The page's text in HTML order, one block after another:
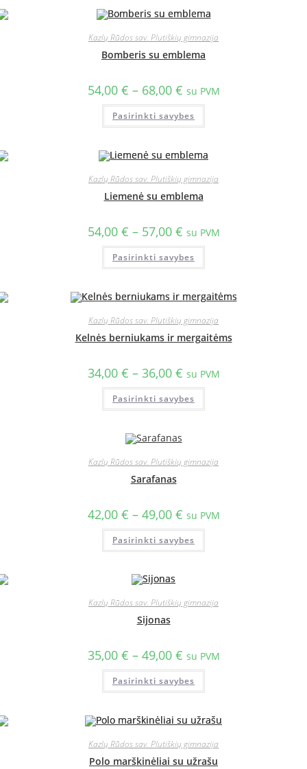
Kazlų Rūdos sav. Plutiškių gimnazija
Bomberis su emblema
54,00 € – 68,00 € su PVM
Pasirinkti savybes
Kazlų Rūdos sav. Plutiškių gimnazija
Liemenė su emblema
54,00 € – 57,00 € su PVM
Pasirinkti savybes
Kazlų Rūdos sav. Plutiškių gimnazija
Kelnės berniukams ir mergaitėms
34,00 € – 36,00 € su PVM
Pasirinkti savybes
Kazlų Rūdos sav. Plutiškių gimnazija
Sarafanas
42,00 € – 49,00 € su PVM
Pasirinkti savybes
Kazlų Rūdos sav. Plutiškių gimnazija
Sijonas
35,00 € – 49,00 € su PVM
Pasirinkti savybes
Kazlų Rūdos sav. Plutiškių gimnazija
Polo marškinėliai su užrašu